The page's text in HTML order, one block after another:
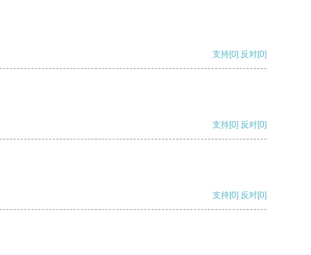
支持[0] 反对[0]
支持[0] 反对[0]
支持[0] 反对[0]